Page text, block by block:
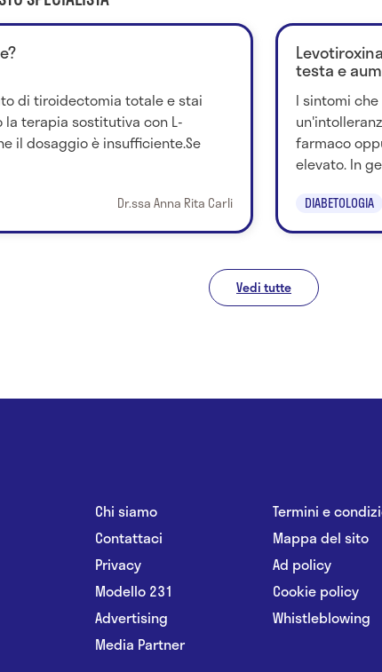
di tiroidectomia totale e stai
la terapia sostitutiva con L-
il dosaggio è insufficiente.Se
Dr.ssa Anna Rita Carli
testa e
I sintomi
farmaco
elevato. In
DIABETOLOGIA
Vedi tutte
Chi siamo
Contattaci
Privacy
Modello 231
Advertising
Media Partner
Termini e
Mappa del sito
Ad policy
Cookie policy
Whistleblowing